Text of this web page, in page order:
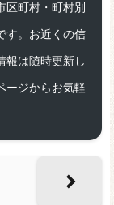
区町村・町村別
す。お近くの信
報は随時更新し
ージからお気軽